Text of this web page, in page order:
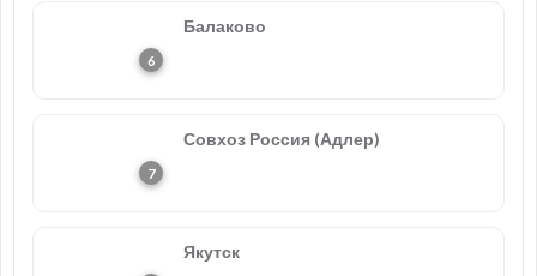
Балаково
Совхоз Россия (Адлер)
Якутск